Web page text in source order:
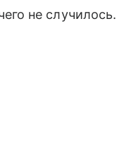
не случилось.